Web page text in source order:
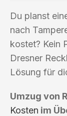
Du planst
nach
kostet? Kein
Dresner
Lösung für
Umzug von
Kosten im